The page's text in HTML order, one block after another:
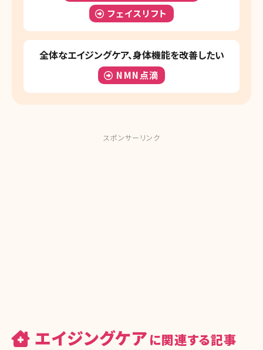
フェイスリフト
全体なエイジングケア、身体機能を改善したい
NMN点滴
スポンサーリンク
エイジングケア に関連する記事